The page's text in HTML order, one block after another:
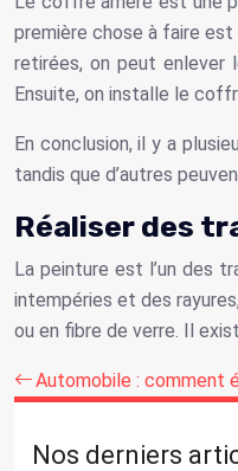
première chose à faire
retirées, on peut enlever
Ensuite, on installe le
En conclusion, il y a
tandis que d’autres
Réaliser des
La peinture est l’un des
intempéries et des
ou en fibre de verre. Il
Automobile : comment
Nos derniers